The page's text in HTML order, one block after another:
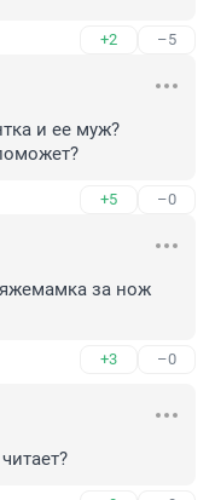
+2 –5
и ее муж?
+5 –0
яжемамка за нож
+3 –0